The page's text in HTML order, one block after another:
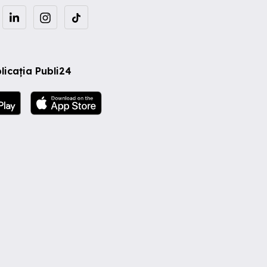
Publi24